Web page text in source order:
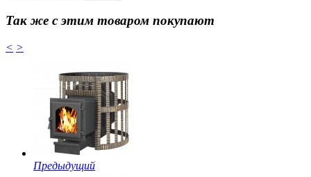
Так же с этим товаром покупают
< >
Предыдущий